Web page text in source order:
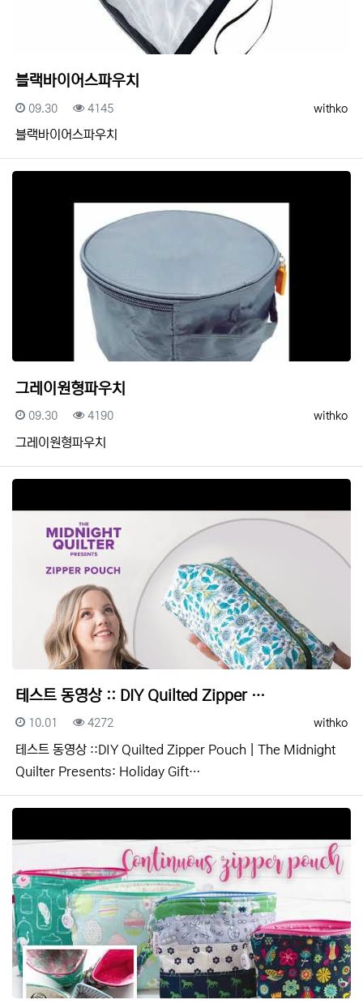
블랙바이어스파우치
등록자
withko
등록일
09.30 조회
4145
블랙바이어스파우치
그레이원형파우치
등록자
withko
등록일
09.30 조회
4190
그레이원형파우치
테스트 동영상 :: DIY Quilted Zipper …
등록자
withko
등록일
10.01 조회
4272
테스트 동영상 ::DIY Quilted Zipper Pouch | The Midnight
Quilter Presents: Holiday Gift…